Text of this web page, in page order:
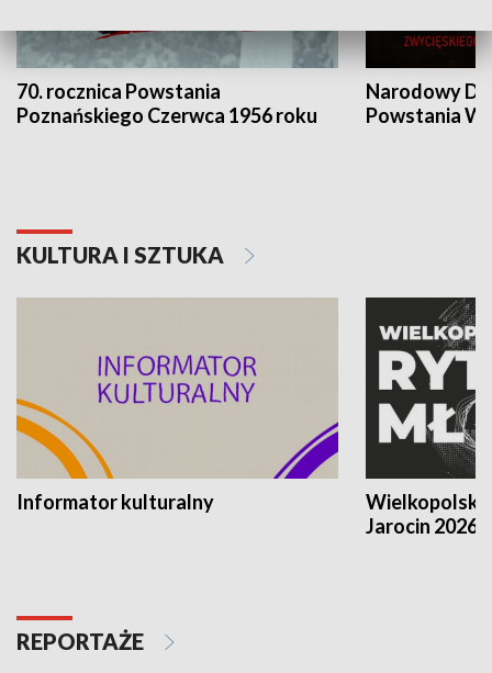
70. rocznica Powstania
Poznańskiego Czerwca 1956 roku
Narodowy
Powstania
KULTURA I SZTUKA
Informator kulturalny
Jarocin 2026
REPORTAŻE